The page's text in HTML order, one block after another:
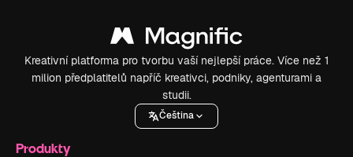
Kreativní platforma pro tvorbu vaší nejlepší práce. Více než 1
milion předplatitelů napříč kreativci, podniky, agenturami a
studii.
Čeština
Produkty